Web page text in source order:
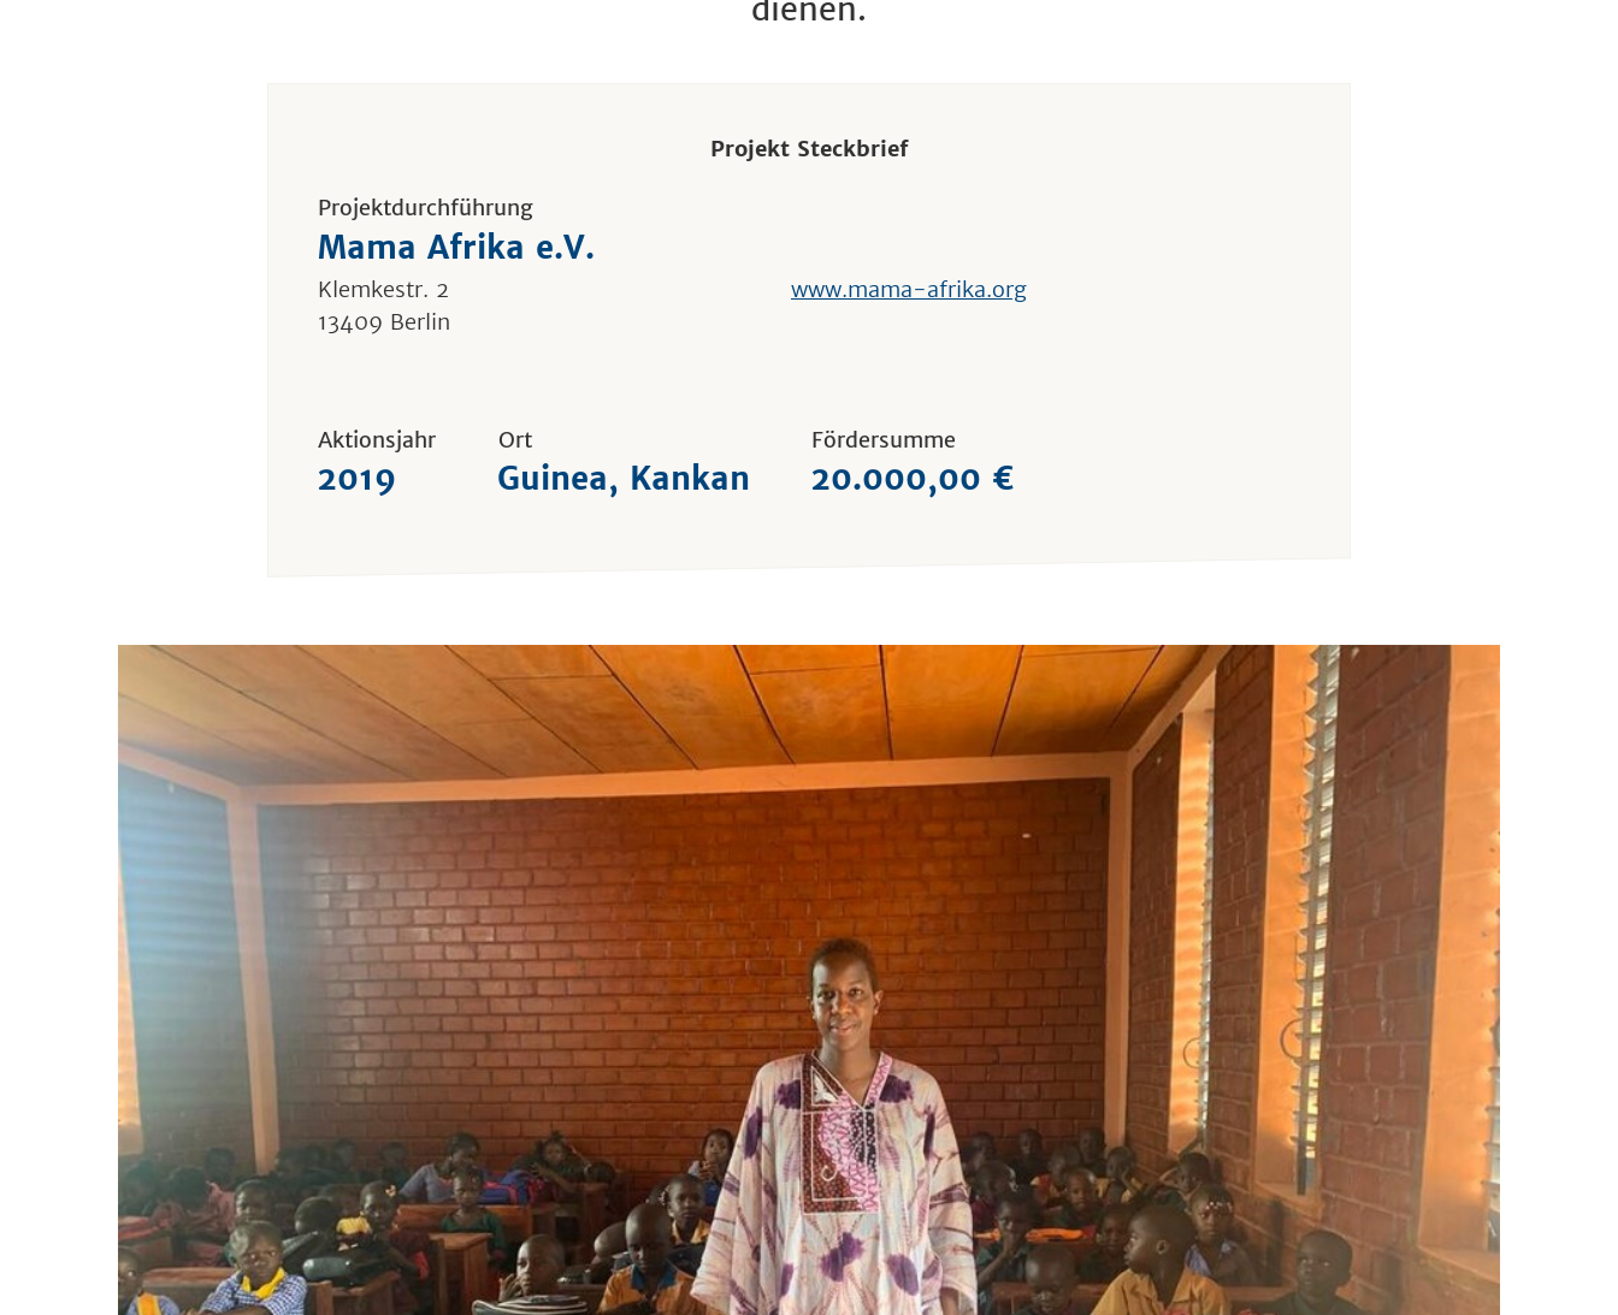
dienen.
Projekt Steckbrief
Projektdurchführung
Mama Afrika e.V.
Klemkestr. 2
13409 Berlin
www.mama-afrika.org
Aktionsjahr
2019
Ort
Guinea, Kankan
Fördersumme
20.000,00 €